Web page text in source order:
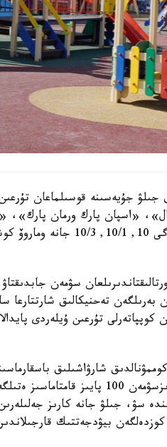
جىلۋ جۇيەسىنە قوسىلماعان
«اسپان پارك ورمان پارك»،
سۋمەن
بەرىلگەن تەحنيكالىق
كوپپاتەرلى تۇرعىن ۇيلەردى
شارۋاشىلىق
تۇرعىندارى ورتالىقتاندىرىلعان
سۋ، جىلۋ جانە كارىز
بيۋدجەتتىك